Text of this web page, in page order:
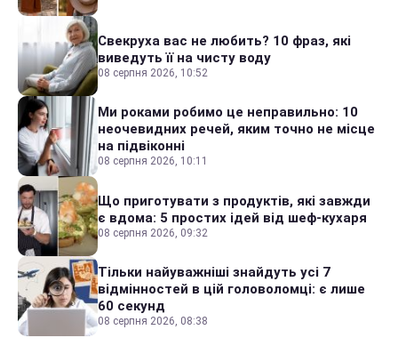
Свекруха вас не любить? 10 фраз, які
виведуть її на чисту воду
08 серпня 2026, 10:52
Ми роками робимо це неправильно: 10
неочевидних речей, яким точно не місце
на підвіконні
08 серпня 2026, 10:11
Що приготувати з продуктів, які завжди
є вдома: 5 простих ідей від шеф-кухаря
08 серпня 2026, 09:32
Тільки найуважніші знайдуть усі 7
відмінностей в цій головоломці: є лише
60 секунд
08 серпня 2026, 08:38